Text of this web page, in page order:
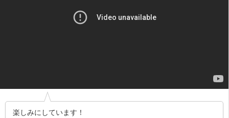
楽しみにしています！